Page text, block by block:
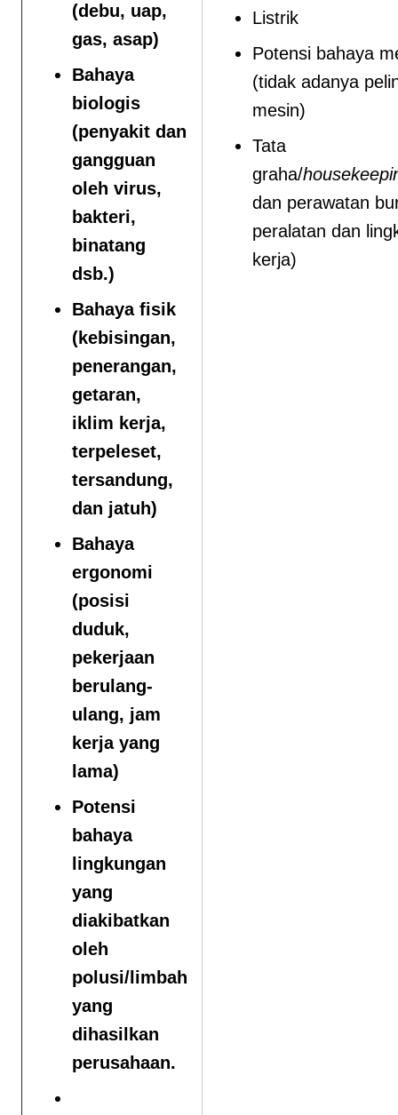
(debu, uap,
gas, asap)
Bahaya
biologis
(penyakit dan
gangguan
oleh virus,
bakteri,
binatang
dsb.)
Bahaya fisik
(kebisingan,
penerangan,
getaran,
iklim kerja,
terpeleset,
tersandung,
dan jatuh)
Bahaya
ergonomi
(posisi
duduk,
pekerjaan
berulang-
ulang, jam
kerja yang
lama)
Potensi
bahaya
lingkungan
yang
diakibatkan
oleh
polusi/limbah
yang
dihasilkan
perusahaan.
Listrik
Potensi bahaya
(tidak adanya
mesin)
Tata
graha/
dan perawatan
peralatan dan
kerja)